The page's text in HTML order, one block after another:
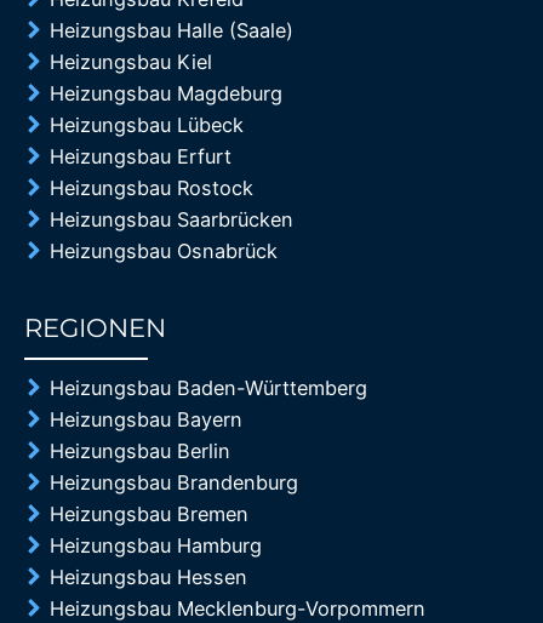
Heizungsbau Halle (Saale)
Heizungsbau Kiel
Heizungsbau Magdeburg
Heizungsbau Lübeck
Heizungsbau Erfurt
Heizungsbau Rostock
Heizungsbau Saarbrücken
Heizungsbau Osnabrück
REGIONEN
Heizungsbau Baden-Württemberg
Heizungsbau Bayern
Heizungsbau Berlin
Heizungsbau Brandenburg
Heizungsbau Bremen
Heizungsbau Hamburg
Heizungsbau Hessen
Heizungsbau Mecklenburg-Vorpommern